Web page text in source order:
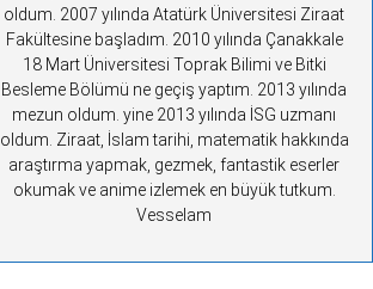
oldum. 2007 yılında Atatürk Üniversitesi Ziraat
Fakültesine başladım. 2010 yılında Çanakkale
18 Mart Üniversitesi Toprak Bilimi ve Bitki
Besleme Bölümü ne geçiş yaptım. 2013 yılında
mezun oldum. yine 2013 yılında İSG uzmanı
oldum. Ziraat, İslam tarihi, matematik hakkında
araştırma yapmak, gezmek, fantastik eserler
okumak ve anime izlemek en büyük tutkum.
Vesselam